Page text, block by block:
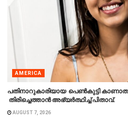
AMERICA
പതിനാറുകാരിയായ പെൺകുട്ടി
തിരിച്ചെത്താൻ അഭ്യർത്ഥിച്ച് പിതാവ്.
AUGUST 7, 2026